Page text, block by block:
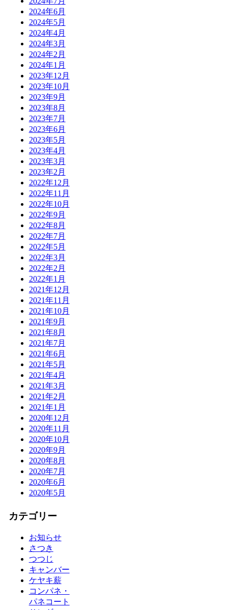
2024年6月
2024年5月
2024年4月
2024年3月
2024年2月
2024年1月
2023年12月
2023年10月
2023年9月
2023年8月
2023年7月
2023年6月
2023年5月
2023年4月
2023年3月
2023年2月
2022年12月
2022年11月
2022年10月
2022年9月
2022年8月
2022年7月
2022年5月
2022年3月
2022年2月
2022年1月
2021年12月
2021年11月
2021年10月
2021年9月
2021年8月
2021年7月
2021年6月
2021年5月
2021年4月
2021年3月
2021年2月
2021年1月
2020年12月
2020年11月
2020年10月
2020年9月
2020年8月
2020年7月
2020年6月
2020年5月
カテゴリー
お知らせ
さつき
つつじ
キャンバー
ケヤキ薪
コンパネ・
パネコート